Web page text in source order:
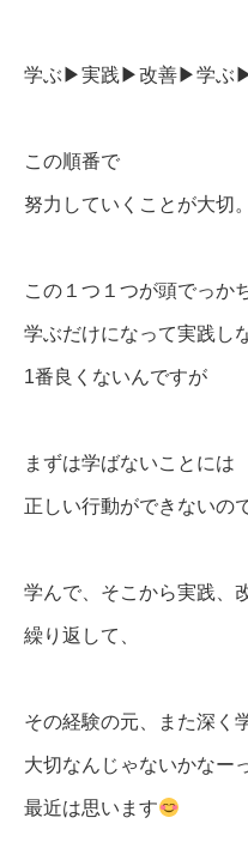
学ぶ▶︎実践▶︎改善▶︎学ぶ
この順番で
努力していくことが大切。
この１つ１つが頭でっか
学ぶだけになって実践し
1番良くないんですが
まずは学ばないことには
正しい行動ができないの
学んで、そこから実践、
繰り返して、
その経験の元、また深く
大切なんじゃないかなー
最近は思います